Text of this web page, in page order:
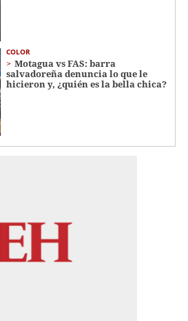
COLOR
Motagua vs FAS: barra
salvadoreña denuncia lo que le
hicieron y, ¿quién es la bella chica?